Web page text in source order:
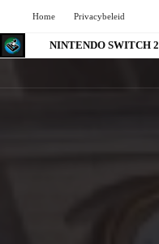
Home Privacybeleid
NINTENDO SWITCH 2